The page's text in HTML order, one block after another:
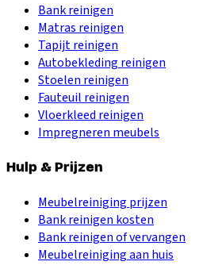
Bank reinigen
Matras reinigen
Tapijt reinigen
Autobekleding reinigen
Stoelen reinigen
Fauteuil reinigen
Vloerkleed reinigen
Impregneren meubels
Hulp & Prijzen
Meubelreiniging prijzen
Bank reinigen kosten
Bank reinigen of vervangen
Meubelreiniging aan huis